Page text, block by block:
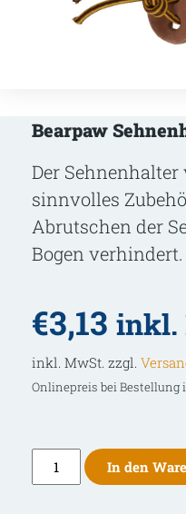
Bearpaw
Der
sinnvolles
Abrutschen der
Bogen verhindert.
€3,13 inkl.
inkl. MwSt. zzgl.
Onlinepreis bei Bestellung
Bearpaw
Sehnenhalter
In den